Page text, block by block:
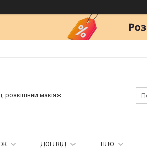
розкішний макіяж.
ДОГЛЯД ТІЛО